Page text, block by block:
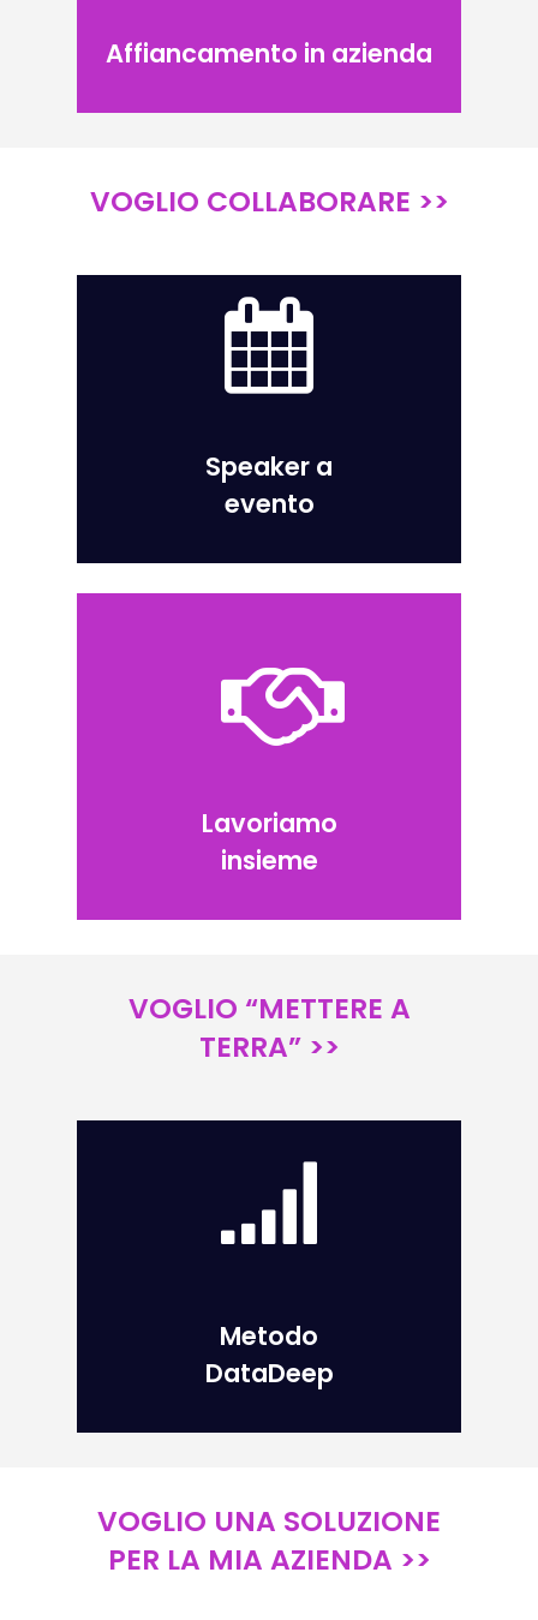
Affiancamento in azienda
VOGLIO COLLABORARE >>
Speaker a
evento
Lavoriamo
insieme
VOGLIO “METTERE A
TERRA” >>
Metodo
DataDeep
VOGLIO UNA SOLUZIONE
PER LA MIA AZIENDA >>